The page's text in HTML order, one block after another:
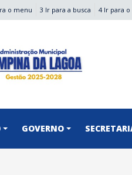
o menu 3 Ir para a busca 4 Ir para
GOVERNO